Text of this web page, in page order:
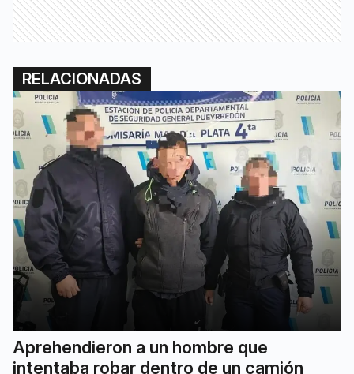
RELACIONADAS
Aprehendieron a un hombre que
intentaba robar dentro de un camión